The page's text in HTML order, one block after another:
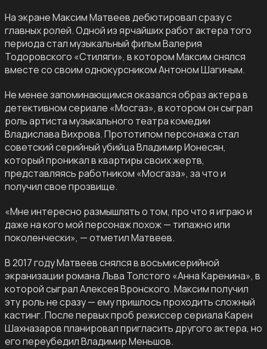
На экране Максим Матвеев дебютировал сразу с
главных ролей. Одной из ярчайших работ актера того
периода стал музыкальный фильм Валерия
Тодоровского «Стиляги», в котором Максим снялся
вместе со своим однокурсником Антоном Шагиным.
Не менее запоминающимся оказался образ актера в
детективном сериале «Мосгаз», в котором он сыграл
роль артиста музыкального театра комедии
Владислава Вихрова. Прототипом персонажа стал
советский серийный убийца Владимир Ионесян,
который проникал в квартиры своих жертв,
представляясь работником «Мосгаза», за что и
получил свое прозвище.
«Мне интересно размышлять о том, про что я играю и
даже на кого мой персонаж похож — типажно или
поколенчески», — отметил Матвеев.
В 2017 году Матвеев снялся в восьмисерийной
экранизации романа Льва Толстого «Анна Каренина», в
которой сыграл Алексея Вронского. Максим получил
эту роль не сразу — ему пришлось проходить сложный
кастинг. После первых проб режиссер сериала Карен
Шахназаров планировал пригласить другого актера, но
его переубедил Владимир Меньшов.